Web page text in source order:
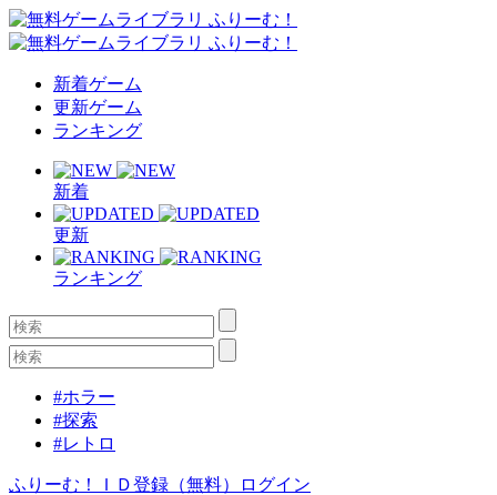
新着ゲーム
更新ゲーム
ランキング
新着
更新
ランキング
#ホラー
#探索
#レトロ
ふりーむ！ＩＤ登録（無料） ログイン